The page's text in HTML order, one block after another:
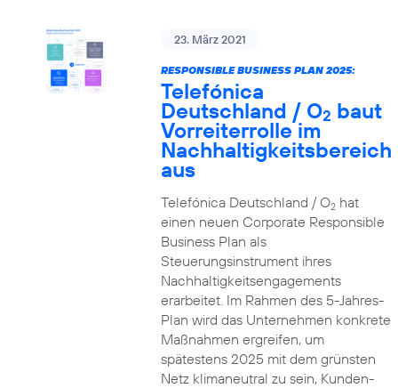
23. März 2021
RESPONSIBLE BUSINESS PLAN 2025:
Telefónica
Deutschland / O2 baut
Vorreiterrolle im
Nachhaltigkeitsbereich
aus
Telefónica Deutschland / O2hat
einen neuen Corporate Responsible
Business Plan als
Steuerungsinstrument ihres
Nachhaltigkeitsengagements
erarbeitet. Im Rahmen des 5-Jahres-
Plan wird das Unternehmen konkrete
Maßnahmen ergreifen, um
spätestens 2025 mit dem grünsten
Netz klimaneutral zu sein, Kunden-